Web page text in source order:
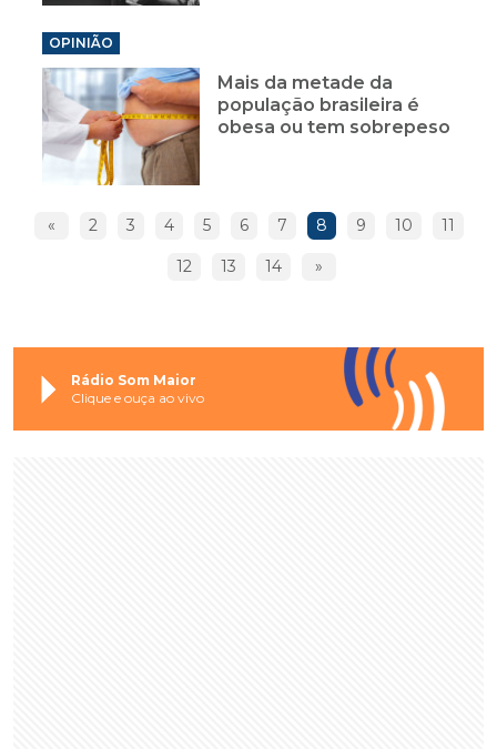
OPINIÃO
Mais da metade da
população brasileira é
obesa ou tem sobrepeso
« 2 3 4 5 6 7 8 9 10 11
12 13 14 »
Rádio Som Maior
Clique e ouça ao vivo